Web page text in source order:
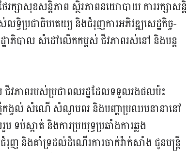
រក្សាសុខសន្តិភាព ស្ថិរភាពនយោបាយ ការរក្សាសន្តិ
ធិប្រជាធិបតេយ្យ និងជំរុញការអភិវឌ្ឍសេដ្ឋកិច្ច-
ាភិបាល សំដៅលើកកម្ពស់ ជីវភាពរស់នៅ និងបន្ត
ជីវភាពរបស់ប្រជាពលរដ្ឋដែលទទួលរងផលប៉ះ
តីកង្វល់ សំណើ សំណូមពរ និងបញ្ហាប្រឈមនានានៅ
ទប់ស្កាត់ និងការប្រយុទ្ធប្រឆាំងការឆ្លង
ញ និងគាំទ្រដល់ដំណើរការចាក់វ៉ាក់សាំង ជូនមន្ត្រី